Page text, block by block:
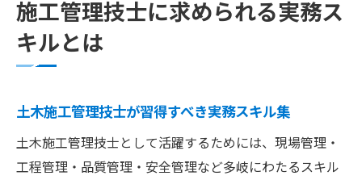
施工管理技士に求められる実務ス
キルとは
土木施工管理技士が習得すべき実務スキル集
土木施工管理技士として活躍するためには、現場管理・
工程管理・品質管理・安全管理など多岐にわたるスキル